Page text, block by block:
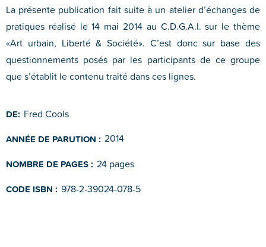
La présente publication fait suite à un atelier d’échanges de
pratiques réalisé le 14 mai 2014 au C.D.G.A.I. sur le thème
«Art urbain, Liberté & Société». C’est donc sur base des
questionnements posés par les participants de ce groupe
que s’établit le contenu traité dans ces lignes.
DE: Fred Cools
ANNÉE DE PARUTION : 2014
NOMBRE DE PAGES : 24 pages
CODE ISBN : 978-2-39024-078-5